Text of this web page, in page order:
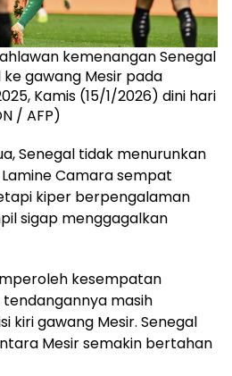
kemenangan Senegal
gawang Mesir pada
Kamis (15/1/2026) dini hari
/ AFP)
Senegal tidak menurunkan
Camara sempat
kiper berpengalaman
sigap menggagalkan
kesempatan
masih
kiri gawang Mesir. Senegal
Mesir semakin bertahan